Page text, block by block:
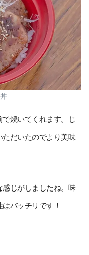
焼いてくれます。じ
だいたのでより美味
じがしましたね。味
バッチリです！